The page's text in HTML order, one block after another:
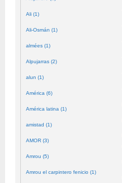
Ali (1)
Ali-Osmán (1)
almées (1)
Alpujarras (2)
alun (1)
América (6)
América latina (1)
amistad (1)
AMOR (3)
Amrou (5)
Amrou el carpintero fenicio (1)